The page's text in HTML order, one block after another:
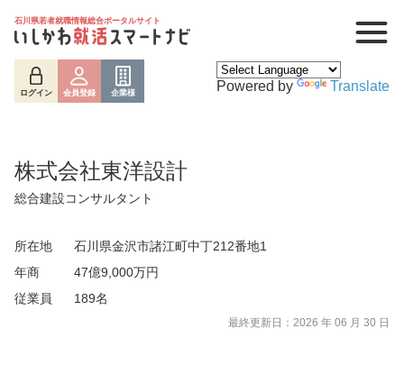
石川県若者就職情報総合ポータルサイト
ログイン 会員登録 企業様 Powered by Translate
会員登録 企業様
株式会社東洋設計
総合建設コンサルタント
所在地
石川県金沢市諸江町中丁212番地1
年商
47億9,000万円
従業員
189名
最終更新日：2026 年 06 月 30 日